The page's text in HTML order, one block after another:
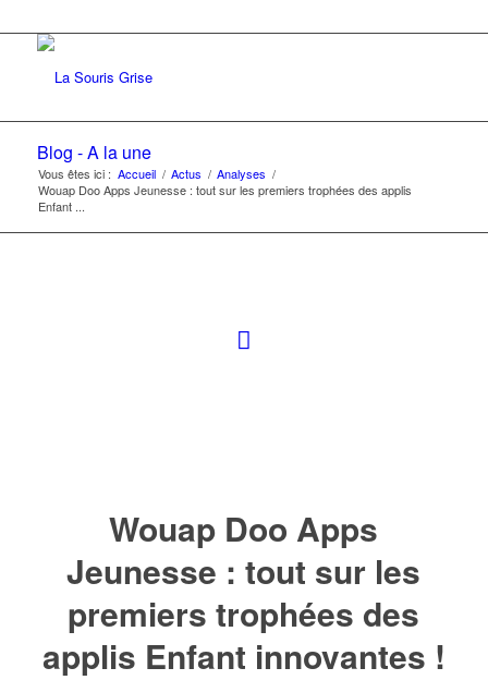
Blog - A la une
Vous êtes ici : Accueil / Actus / Analyses /
Wouap Doo Apps Jeunesse : tout sur les premiers trophées des applis
Enfant ...
Wouap Doo Apps
Jeunesse : tout sur les
premiers trophées des
applis Enfant innovantes !